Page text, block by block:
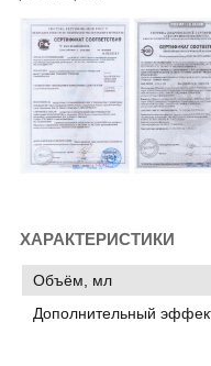
ХАРАКТЕРИСТИКИ
Объём, мл
Дополнительный